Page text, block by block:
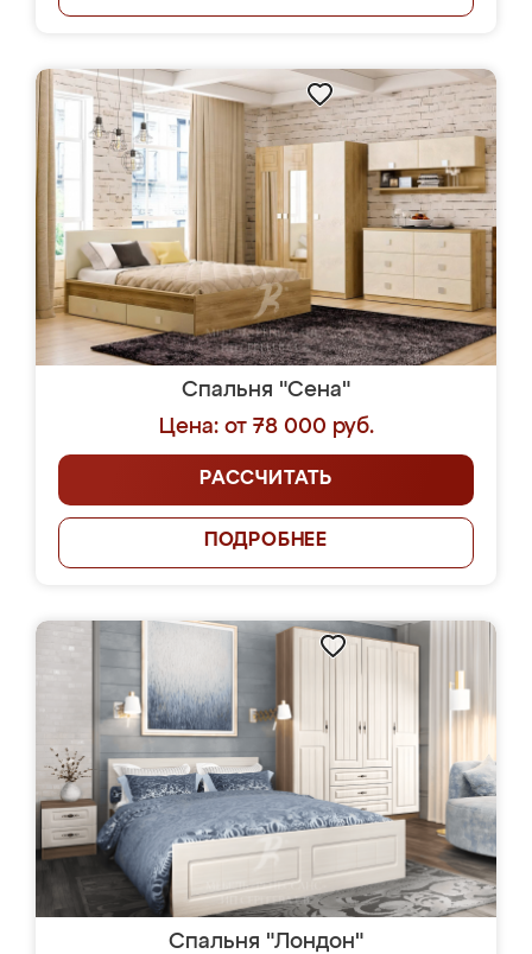
Спальня "Сена"
Цена: от 78 000 руб.
РАССЧИТАТЬ
ПОДРОБНЕЕ
Спальня "Лондон"